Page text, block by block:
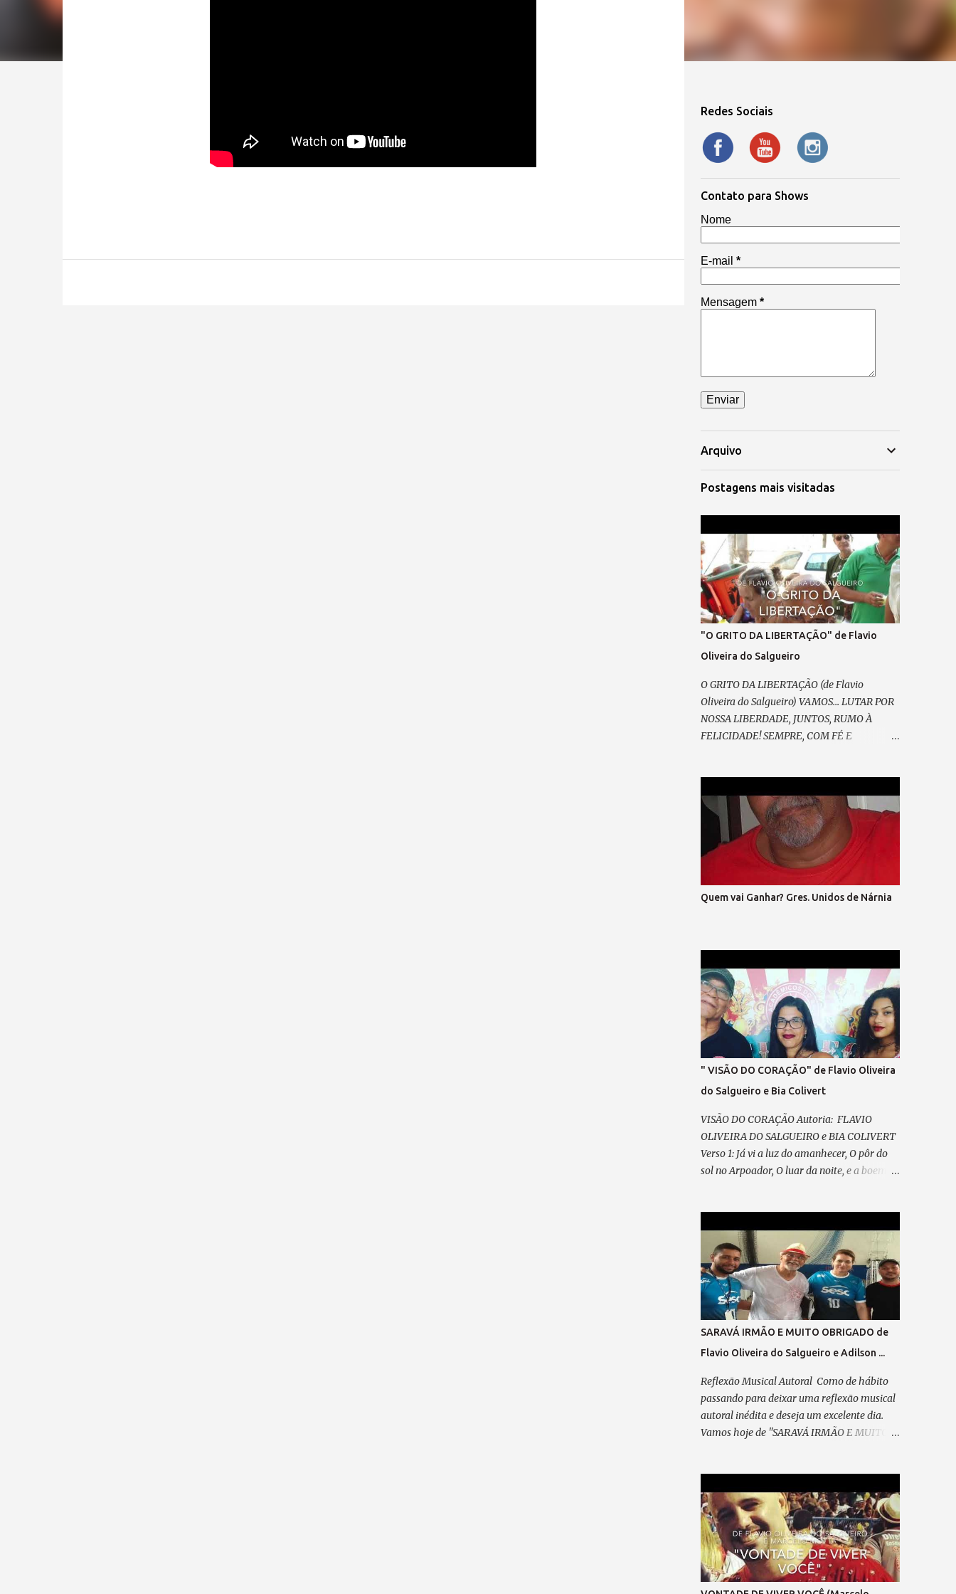
Redes Sociais
Contato para Shows
Nome
E-mail *
Mensagem *
Arquivo
Postagens mais visitadas
"O GRITO DA LIBERTAÇÃO" de Flavio
Oliveira do Salgueiro
O GRITO DA LIBERTAÇÃO (de Flavio
Oliveira do Salgueiro) VAMOS... LUTAR POR
NOSSA LIBERDADE, JUNTOS, RUMO À
FELICIDADE! SEMPRE, COM FÉ E
EXPANDIR CONFIANÇA. E GRITAR, PELO
FIM DA MORDAÇA, ESPALHAR PELA
PRAÇA O SOFRIMENTO DA MASSA; VEM
PRA RUA, VEM CANTAR, NOSSO SONHO VAI
BRILHAR! (refrão 1) DE MÃOS DADAS, DE
CORAÇÃO, O GRITO DA LIBERTAÇÃO ! E
ENTÃO, VAMOS VOLTAR A SORRIR, SEM
DIREITO, O FIM DA VINGANÇA, E DO
PRECONCEITO! A LEI MAIOR TRIUNFAR O
PAIS EM HARMONIA, VIVER, DE TODO, A
CIDADANIA VEM PRA RUA, VEM LUTAR,
NOSSA VOZ VAI ECOAR!, LIBERDADE ... É O
NOSSO CHÃO , (refrão final – em coro)
REFRÃO... ASPIRAÇÃO DESSA NAÇÃO...
Quem vai Ganhar? Gres. Unidos de Nárnia
" VISÃO DO CORAÇÃO" de Flavio Oliveira
do Salgueiro e Bia Colivert
VISÃO DO CORAÇÃO Autoria: FLAVIO
OLIVEIRA DO SALGUEIRO e BIA COLIVERT
Verso 1: Já vi a luz do amanhecer, O pôr do
sol no Arpoador, O luar da noite, e a boemia,
angústia e de alegria Pré-refrão 1: Não posso
reclamar, Nem me perder em lamentação,
Agradeço sempre ao “Senhor”, Por cada
passo em minha direção. Refrão 1: A visão
do coração... Vê mais do que qualquer olhar.
Há quem enxerga com o instinto, E faz da
ABSINTO; Dos CHAKRAS, a luz a lhe guiar.
Feliz, é quem consegue enxergar Muito além
do que se pode observar; Verso 2: Já desfilei
na Avenida, Pela minha escola querida,
Escrevi o livro da minha vida, Plantei, colhi e
lamentação, Agradeço sempre ao “Senhor”,
Por cada passo em minha direção. Refrão 2:
A visão do coração... Vê mais do q...
SARAVÁ IRMÃO E MUITO OBRIGADO de
Flavio Oliveira do Salgueiro e Adilson ...
Reflexão Musical Autoral Como de hábito
passando para deixar uma reflexão musical
autoral inédita e deseja um excelente dia.
Vamos hoje de "SARAVÁ IRMÃO E MUITO
Marechal e Flavio Oliveira do Salgueiro)
09/04/2025 Parceiro,vem concluir este
samba que meditei... Pensando em ti, com
devoção. A caneta, um cavaquinho e o violão
— Te esperam pra dedilhar As belas notas
que brotam do teu coração. A poesia,